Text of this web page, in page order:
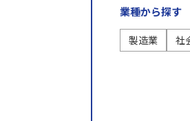
業種から探す
製造業 社